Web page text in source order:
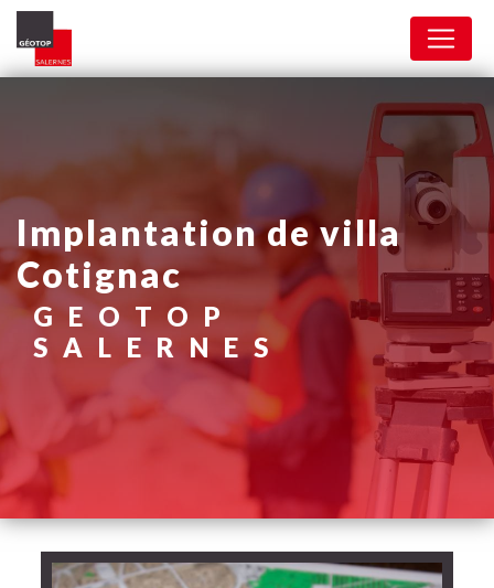
implantation de villa
Cotignac
GEOTOP
SALERNES
Panneau de gestion des cookies